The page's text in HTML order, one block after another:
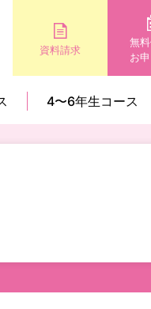
資料請求
無
お
4〜6年生コース